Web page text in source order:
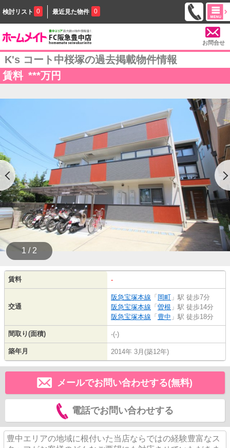
検討リスト 0 最近見た物件 0
お問合せ
K's コート中桜塚の過去掲載物件情報
賃料 ***万円
1 / 2
賃料 -
交通
阪急宝塚本線 「 岡町 」駅 徒歩7分
阪急宝塚本線 「 曽根 」駅 徒歩14分
阪急宝塚本線 「 豊中 」駅 徒歩18分
間取り(面積) -(-)
築年月 2014年 3月(築12年)
メールでお問い合わせする(無料)
電話でお問い合わせする
豊中エリアの地域に根付いた当店ならではの経験豊富なス